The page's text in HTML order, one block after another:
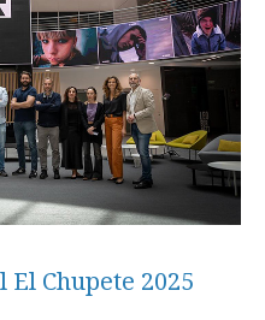
Chupete 2025